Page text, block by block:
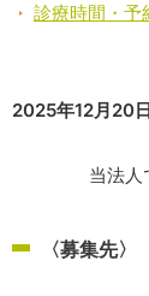
診療時間・予
2025年12月20日
当法人
〈募集先〉